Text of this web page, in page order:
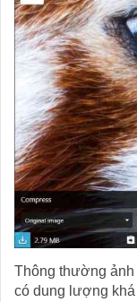
Thông thường ảnh
có dung lượng